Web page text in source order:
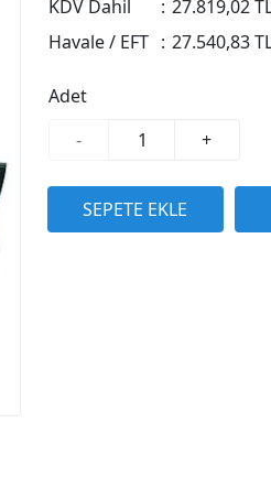
KDV Dahil
: 27.819,02
Havale / EFT : 27.540,83
Adet
-
+